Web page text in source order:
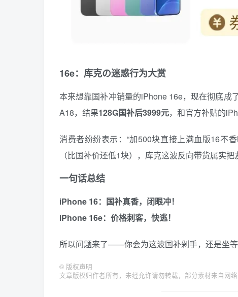
16e：库克の迷惑行为大赏
本来想靠国补冲销量的iPhone 16e，现在彻底成
A18，结果128G国补后3999元，和官方补贴的
消费者纷纷表示：“加500块直接上满血版16不
（比国补价还低1块），库克这波反向带货属实把
一句话总结
iPhone 16：国补真香，闭眼冲！
iPhone 16e：价格刺客，快逃！
所以问题来了——你会为这波国补剁手，还是坐等
© 版权声明
文章版权归作者所有，未经允许请勿转载，部分素材来自网